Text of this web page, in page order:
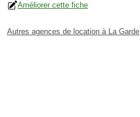
Améliorer cette fiche
Autres agences de location à La Garde